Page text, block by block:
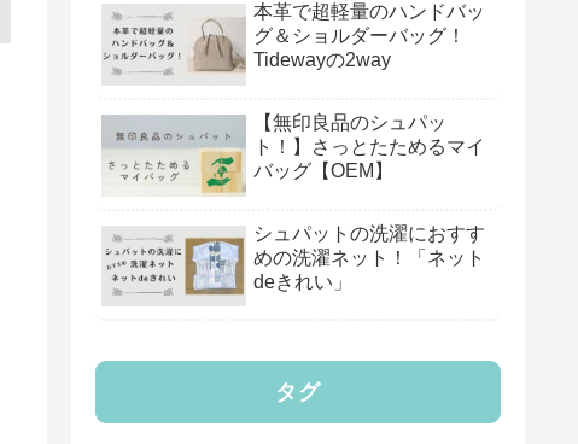
本革で超軽量のハンドバッ
グ＆ショルダーバッグ！
Tidewayの2way
【無印良品のシュパッ
ト！】さっとたためるマイ
バッグ【OEM】
シュパットの洗濯におすす
めの洗濯ネット！「ネット
deきれい」
タグ